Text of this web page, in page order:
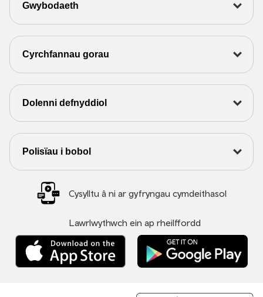
Gwybodaeth
Cyrchfannau gorau
Dolenni defnyddiol
Polisïau i bobol
Cysylltu â ni ar gyfryngau cymdeithasol
Lawrlwythwch ein ap rheilffordd